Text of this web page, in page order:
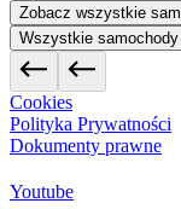
Zobacz wszystkie
Wszystkie samochody
Cookies
Polityka Prywatności
Dokumenty prawne
Youtube